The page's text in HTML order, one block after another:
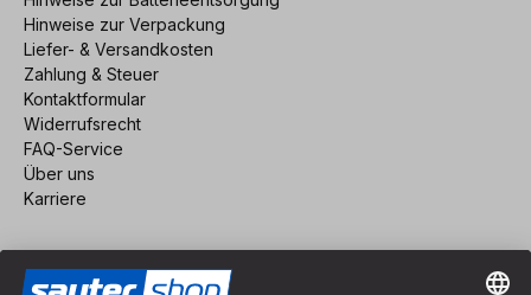
Hinweise zur Verpackung
Liefer- & Versandkosten
Zahlung & Steuer
Kontaktformular
Widerrufsrecht
FAQ-Service
Über uns
Karriere